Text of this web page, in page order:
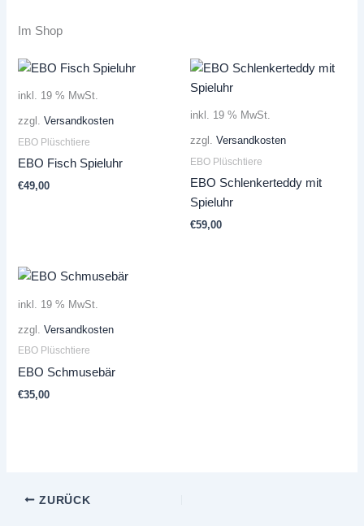
Im Shop
inkl. 19 % MwSt.
zzgl.Versandkosten
EBO Plüschtiere
EBO Fisch Spieluhr
€49,00
inkl. 19 % MwSt.
zzgl. Versandkosten
EBO Plüschtiere
EBO Schlenkerteddy mit
Spieluhr
€59,00
inkl. 19 % MwSt.
zzgl.Versandkosten
EBO Plüschtiere
EBO Schmusebär
€35,00
ZURÜCK